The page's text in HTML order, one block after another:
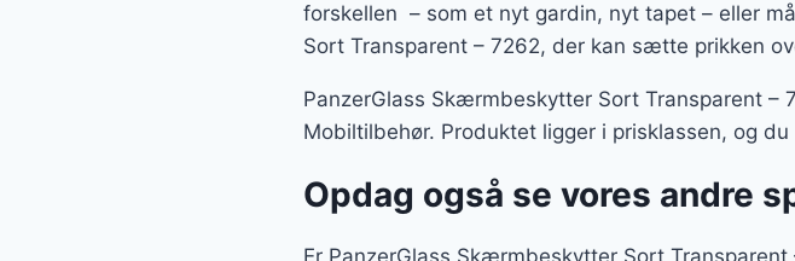
forskellen – som et nyt gardin, nyt tapet – eller
Sort Transparent – 7262, der kan sætte prikken
PanzerGlass Skærmbeskytter Sort Transparent
Mobiltilbehør. Produktet ligger i prisklassen, og
Opdag også se vores andre